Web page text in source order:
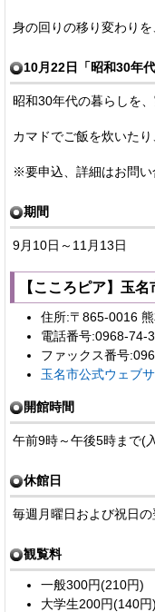
身の回りの移り変わりを
10月22日「昭和30年
昭和30年代の暮らしを
カマドでご飯を炊いた
※要申込、詳細はお問い
期間
9月10日～11月13日
【こころピア】玉
住所:〒865-0016
電話番号:0968-74-
ファックス番号
玉名市公式ウェブ
開館時間
午前9時～午後5時まで(
休館日
毎週月曜日および祝日の
観覧料
一般300円(210円)
大学生200円(140円)